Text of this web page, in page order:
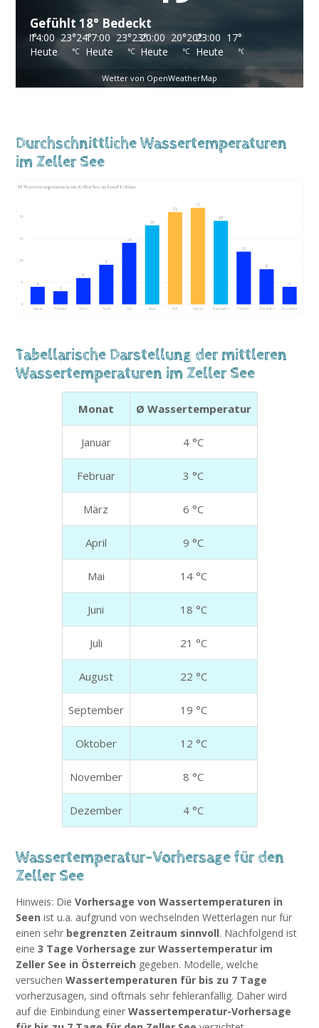
Gefühlt18° Bedeckt
24°
Heute
17:00 23°23°
°C Heute
20:00 20°20°
°C Heute
23:00 17°17°
°C Morgen
02:00 16
°C
Wetter von OpenWeatherMap
Durchschnittliche Wassertemperaturen
im Zeller See
Tabellarische Darstellung der mittleren
Wassertemperaturen im Zeller See
Monat Ø Wassertemperatur
Januar 4 °C
Februar 3 °C
März 6 °C
April 9 °C
Mai 14 °C
Juni 18 °C
Juli 21 °C
August 22 °C
September 19 °C
Oktober 12 °C
November 8 °C
Dezember 4 °C
Wassertemperatur-Vorhersage für den
Zeller See
Hinweis: DieVorhersage von Wassertemperaturen in
Seen ist u.a. aufgrund von wechselnden Wetterlagen nur für
einen sehr begrenzten Zeitraum sinnvoll. Nachfolgend ist
eine3 Tage Vorhersage zur Wassertemperatur im
Zeller See in Österreich gegeben. Modelle, welche
versuchenWassertemperaturen für bis zu 7 Tage
vorherzusagen, sind oftmals sehr fehleranfällig. Daher wird
auf die Einbindung einerWassertemperatur-Vorhersage